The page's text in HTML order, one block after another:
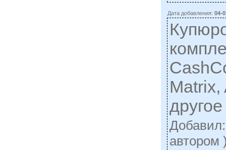
Дата добавления:04-
Matrix,
другое
автором